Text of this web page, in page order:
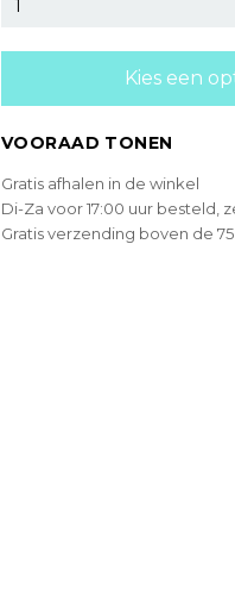
Kies een
VOORAAD TONEN
Gratis afhalen in de winkel
Di-Za voor 17:00 uur besteld,
Gratis verzending boven de